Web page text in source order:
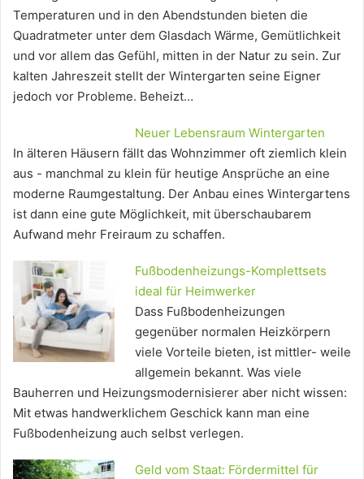
Temperaturen und in den Abendstunden bieten die
Quadratmeter unter dem Glasdach Wärme, Gemütlichkeit
und vor allem das Gefühl, mitten in der Natur zu sein. Zur
kalten Jahreszeit stellt der Wintergarten seine Eigner
jedoch vor Probleme. Beheizt…
Neuer Lebensraum Wintergarten
In älteren Häusern fällt das Wohnzimmer oft ziemlich klein
aus - manchmal zu klein für heutige Ansprüche an eine
moderne Raumgestaltung. Der Anbau eines Wintergartens
ist dann eine gute Möglichkeit, mit überschaubarem
Aufwand mehr Freiraum zu schaffen.
Fußbodenheizungs-Komplettsets
ideal für Heimwerker
Dass Fußbodenheizungen
gegenüber normalen Heizkörpern
viele Vorteile bieten, ist mittler- weile
allgemein bekannt. Was viele
Bauherren und Heizungsmodernisierer aber nicht wissen:
Mit etwas handwerklichem Geschick kann man eine
Fußbodenheizung auch selbst verlegen.
Geld vom Staat: Fördermittel für